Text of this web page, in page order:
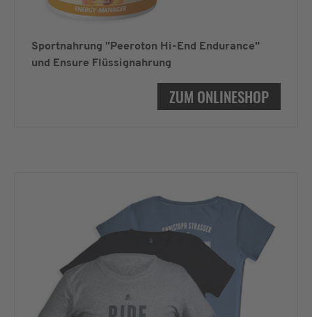
Sportnahrung "Peeroton Hi-End Endurance"
und Ensure Flüssignahrung
ZUM ONLINESHOP